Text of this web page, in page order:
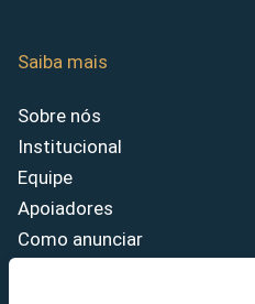
Saiba mais
Sobre nós
Institucional
Equipe
Apoiadores
Como anunciar